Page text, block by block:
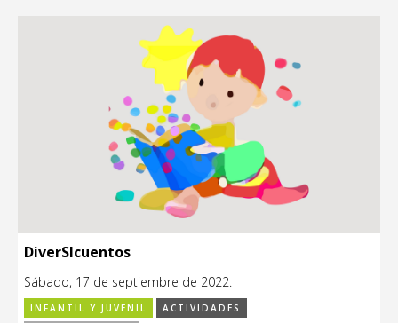
DiverSIcuentos
Sábado, 17 de septiembre de 2022.
INFANTIL Y JUVENIL
ACTIVIDADES